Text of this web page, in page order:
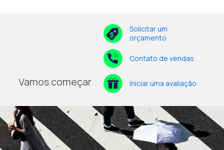
Vamos começar
Solicitar um
orçamento
Contato de vendas
Iniciar uma avaliação